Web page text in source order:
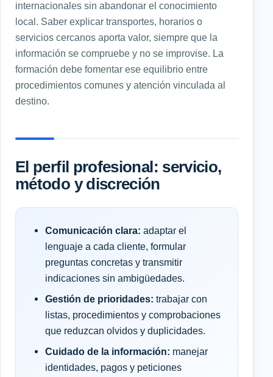
internacionales sin abandonar el conocimiento
local. Saber explicar transportes, horarios o
servicios cercanos aporta valor, siempre que la
información se compruebe y no se improvise. La
formación debe fomentar ese equilibrio entre
procedimientos comunes y atención vinculada al
destino.
El perfil profesional: servicio,
método y discreción
Comunicación clara: adaptar el
lenguaje a cada cliente, formular
preguntas concretas y transmitir
indicaciones sin ambigüedades.
Gestión de prioridades: trabajar con
listas, procedimientos y comprobaciones
que reduzcan olvidos y duplicidades.
Cuidado de la información: manejar
identidades, pagos y peticiones